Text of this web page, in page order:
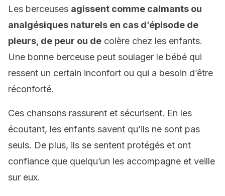
Les berceuses agissent comme calmants ou
analgésiques naturels en cas d’épisode de
pleurs, de peur ou de colère chez les enfants.
Une bonne berceuse peut soulager le bébé qui
ressent un certain inconfort ou qui a besoin d’être
réconforté.
Ces chansons rassurent et sécurisent. En les
écoutant, les enfants savent qu’ils ne sont pas
seuls. De plus, ils se sentent protégés et ont
confiance que quelqu’un les accompagne et veille
sur eux.